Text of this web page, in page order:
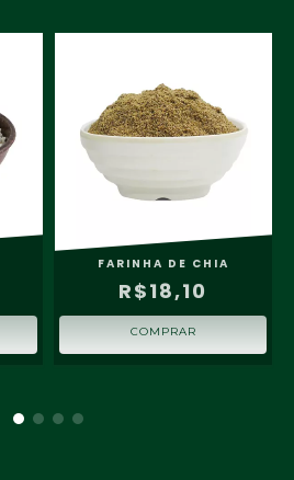
FARINHA DE CHIA
R$18,10
COMPRAR